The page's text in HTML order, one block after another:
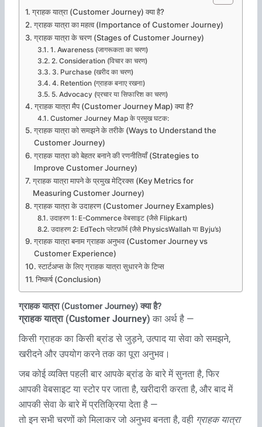
ग्राहक यात्रा (Customer Journey) क्या है?
ग्राहक यात्रा का महत्व (Importance of Customer Journey)
ग्राहक यात्रा के चरण (Stages of Customer Journey)
1. Awareness (जागरूकता का चरण)
2. Consideration (विचार का चरण)
3. Purchase (खरीद का चरण)
4. Retention (ग्राहक बनाए रखना)
5. Advocacy (प्रचार या सिफारिश का चरण)
ग्राहक यात्रा मैप (Customer Journey Map) क्या है?
Customer Journey Map के प्रमुख घटक:
ग्राहक यात्रा को समझने के तरीके (Ways to Understand the
Customer Journey)
ग्राहक यात्रा को बेहतर बनाने की रणनीतियाँ (Strategies to
Improve Customer Journey)
ग्राहक यात्रा मापने के प्रमुख मेट्रिक्स (Key Metrics for
Measuring Customer Journey)
ग्राहक यात्रा के उदाहरण (Customer Journey Examples)
उदाहरण 1: E-Commerce वेबसाइट (जैसे Flipkart)
उदाहरण 2: EdTech प्लेटफ़ॉर्म (जैसे PhysicsWallah या Byju’s)
ग्राहक यात्रा बनाम ग्राहक अनुभव (Customer Journey vs
Customer Experience)
स्टार्टअप्स के लिए ग्राहक यात्रा सुधारने के टिप्स
निष्कर्ष (Conclusion)
ग्राहक यात्रा (Customer Journey) क्या है?
ग्राहक यात्रा (Customer Journey) का अर्थ है —
किसी ग्राहक का किसी ब्रांड से जुड़ने, उत्पाद या सेवा को समझने,
खरीदने और उपयोग करने तक का पूरा अनुभव।
जब कोई व्यक्ति पहली बार आपके ब्रांड के बारे में सुनता है, फिर
आपकी वेबसाइट या स्टोर पर जाता है, खरीदारी करता है, और बाद में
आपकी सेवा के बारे में प्रतिक्रिया देता है —
तो इन सभी चरणों को मिलाकर जो अनुभव बनता है, वही ग्राहक यात्रा